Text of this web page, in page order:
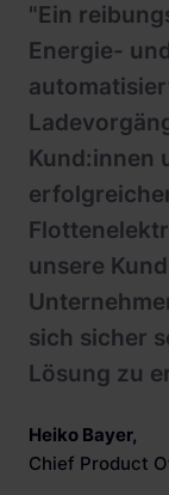
"Ein
Energie-
Kund:innen
unsere
sich sicher
Lösung zu
Heiko Bayer,
Chief Product